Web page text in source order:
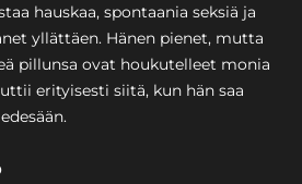
hauskaa, spontaania seksiä ja
yllättäen. Hänen pienet, mutta
pillunsa ovat houkutelleet monia
erityisesti siitä, kun hän saa